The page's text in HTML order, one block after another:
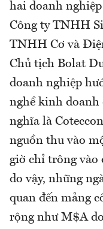
hai doanh
Công ty TNHH
TNHH Cơ và
Chủ tịch Bolat
doanh nghiệp
nghề kinh doanh
nghĩa là
nguồn thu vào
giờ chỉ trông vào
do vậy, những
quan đến mảng
rộng như M$A